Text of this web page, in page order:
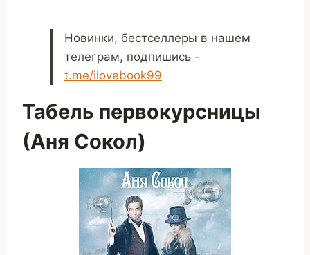
Новинки, бестселлеры в нашем
телеграм, подпишись -
t.me/ilovebook99
Табель первокурсницы
(Аня Сокол)